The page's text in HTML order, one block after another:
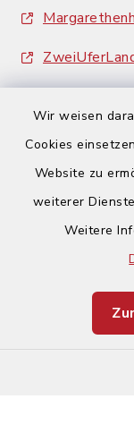
Wir weisen
Cookies
Website zu
weiterer
Weitere